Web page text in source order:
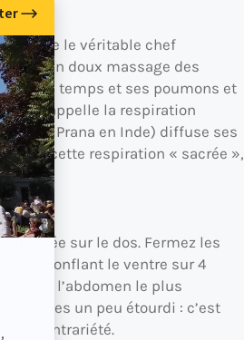
comme le véritable chef
un doux massage des
même temps et ses poumons et
s’appelle la respiration
Prana en Inde) diffuse ses
sur cette respiration « sacrée »,
sur le dos. Fermez les
en gonflant le ventre sur 4
l’abdomen le plus
êtes un peu étourdi : c’est
contrariété.